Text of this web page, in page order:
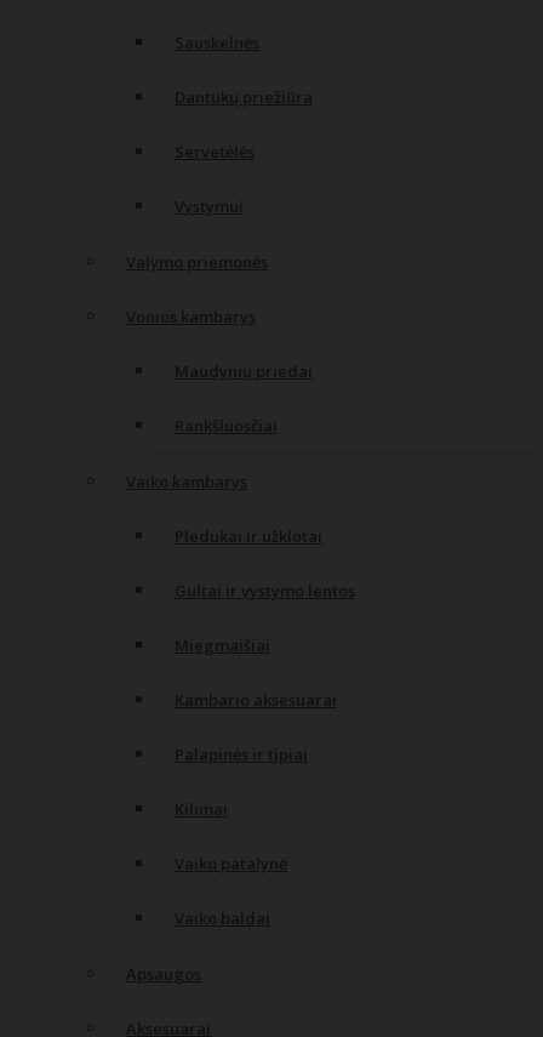
Sauskelnės
Dantukų priežiūra
Servetėlės
Vystymui
Valymo priemonės
Vonios kambarys
Maudynių priedai
Rankšluosčiai
Vaiko kambarys
Pledukai ir užklotai
Gultai ir vystymo lentos
Miegmaišiai
Kambario aksesuarai
Palapinės ir tipiai
Kilimai
Vaiko patalynė
Vaiko baldai
Apsaugos
Aksesuarai